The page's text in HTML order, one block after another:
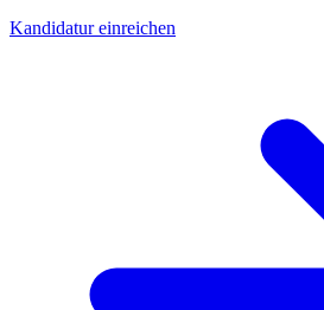
Kandidatur einreichen